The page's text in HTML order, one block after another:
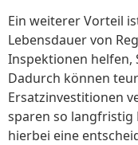
Ein weiterer Vorteil
Lebensdauer von
Inspektionen helfen,
Dadurch können
Ersatzinvestitionen
sparen so langfristig
hierbei eine